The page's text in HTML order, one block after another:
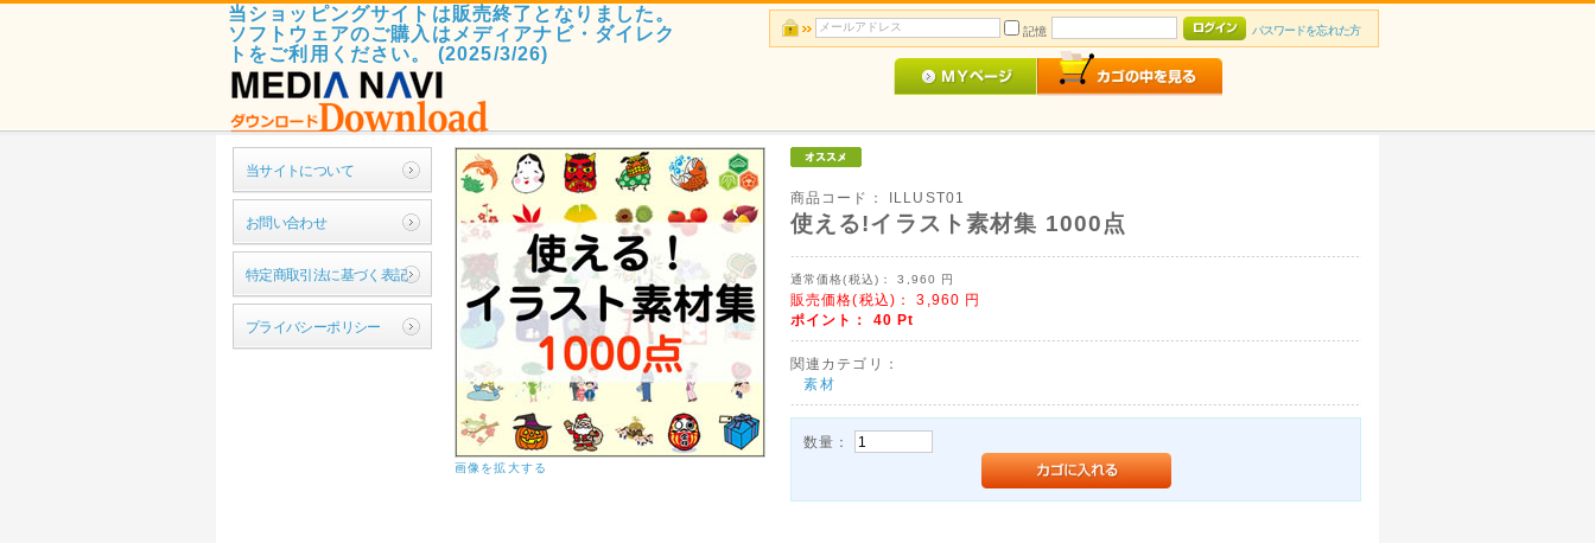
当ショッピングサイトは販売終了となりました。
ソフトウェアのご購入はメディアナビ・ダイレク
トをご利用ください。 (2025/3/26)
記憶 パスワードを忘れた方
当サイトについて
お問い合わせ
特定商取引法に基づく表記
プライバシーポリシー
画像を拡大する
商品コード： ILLUST01
使える!イラスト素材集 1000点
通常価格(税込)： 3,960 円
販売価格(税込)： 3,960 円
ポイント： 40 Pt
関連カテゴリ：
素材
数量：